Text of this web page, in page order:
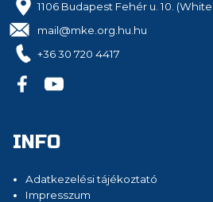
1106 Budapest Fehér u. 10.
mail@mke.org.hu.hu
+36 30 720 4417
INFO
Adatkezelési tájékoztató
Impresszum